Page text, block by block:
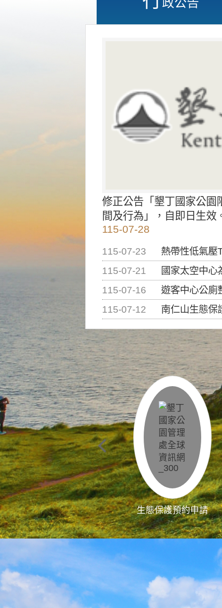
修正公告「墾丁國家公園
間及行為」，自即日生效
115-07-28
115-07-23
熱帶性低氣壓
115-07-21
國家太空中心為辦理
115-07-16
遊客中心公廁
115-07-12
南仁山生態保護區步道已完成
生態保護預約申請